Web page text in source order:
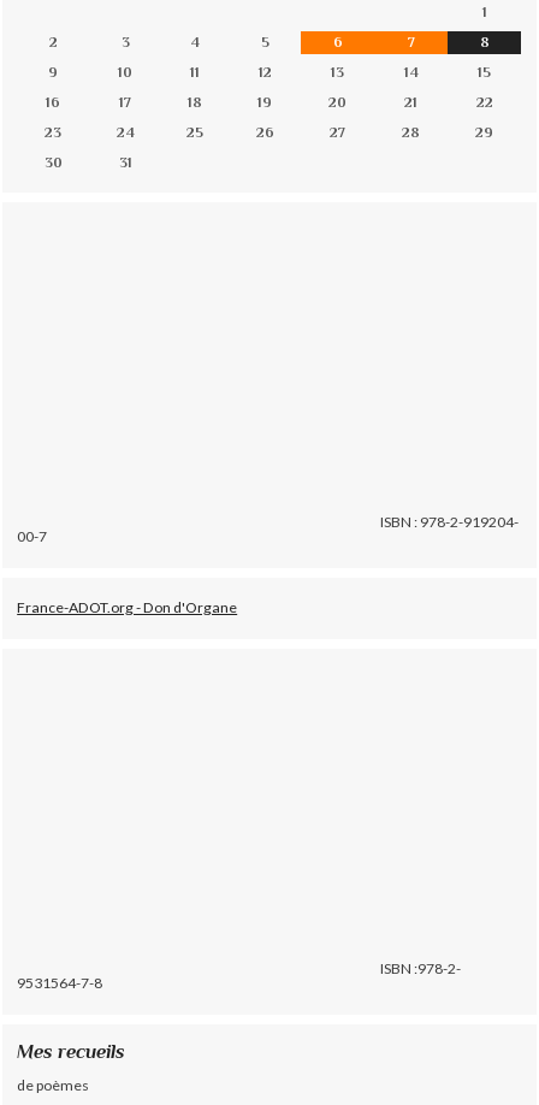
1
2
3 4 5 6 7
8
9
10 11 12 13 14
15
16
17 18 19 20 21
22
23
24 25 26 27 28
29
30
31
ISBN : 978-2-919204-
00-7
France-ADOT.org - Don d'Organe
ISBN :978-2-
9531564-7-8
Mes recueils
de poèmes